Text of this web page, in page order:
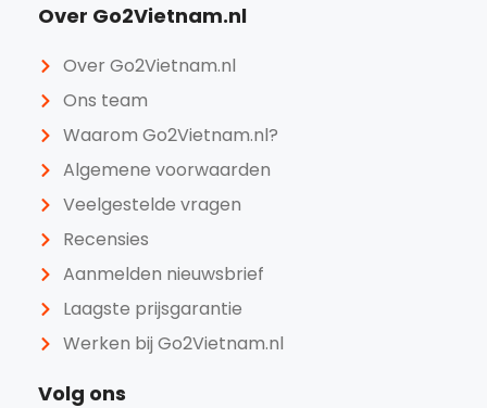
Over Go2Vietnam.nl
Over Go2Vietnam.nl
Ons team
Waarom Go2Vietnam.nl?
Algemene voorwaarden
Veelgestelde vragen
Recensies
Aanmelden nieuwsbrief
Laagste prijsgarantie
Werken bij Go2Vietnam.nl
Volg ons